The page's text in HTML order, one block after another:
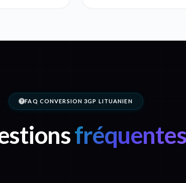
FAQ CONVERSION 3GP LITUANIEN
fréquentes